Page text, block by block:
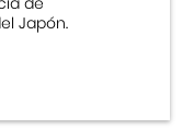
Japón.